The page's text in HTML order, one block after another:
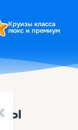
Круизы класса
люкс и премиум